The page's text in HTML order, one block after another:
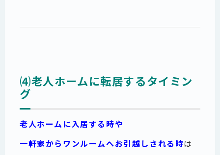
⑷老人ホームに転居するタイミン
グ
老人ホームに入居する時や
一軒家からワンルームへお引越しされる時は